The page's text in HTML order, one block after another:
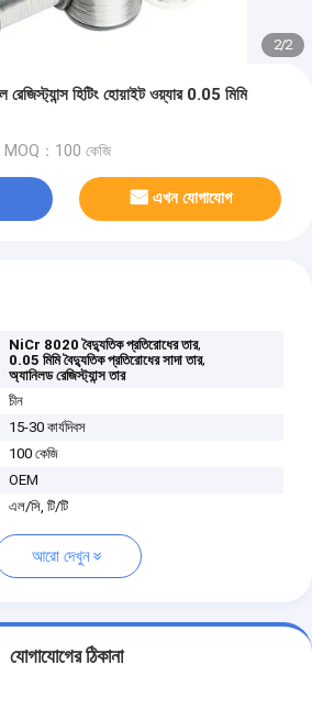
2/2
হিটিং হোয়াইট ওয়্যার 0.05 মিমি
MOQ：100 কেজি
এখন যোগাযোগ
NiCr 8020 বৈদ্যুতিক প্রতিরোধের তার,
0.05 মিমি বৈদ্যুতিক প্রতিরোধের সাদা তার,
অ্যানিলড রেজিস্ট্যান্স তার
চীন
15-30 কার্যদিবস
100 কেজি
OEM
এল/সি, টি/টি
আরো দেখুন
যোগাযোগের ঠিকানা